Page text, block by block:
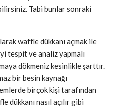
Tabi bunlar sonraki
waffle dükkanı açmak ile
tespit ve analiz yapmalı
dökmeniz kesinlikle şarttır.
bir besin kaynağı
birçok kişi tarafından
dükkanı nasıl açılır gibi